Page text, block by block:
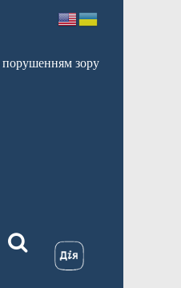
порушенням зору